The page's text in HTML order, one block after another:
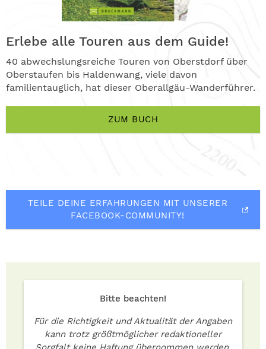
Erlebe alle Touren aus dem Guide!
40 abwechslungsreiche Touren von Oberstdorf über
Oberstaufen bis Haldenwang, viele davon
familientauglich, hat dieser Oberallgäu-Wanderführer.
ZUM BUCH
TEILE DEINE ERFAHRUNGEN MIT UNSERER
FACEBOOK-COMMUNITY!
Bitte beachten!
Für die Richtigkeit und Aktualität der Angaben
kann trotz größtmöglicher redaktioneller